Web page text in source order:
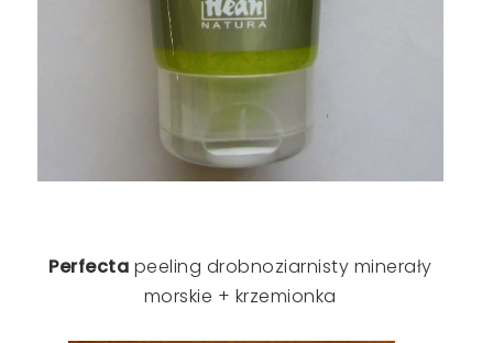
Perfecta peeling drobnoziarnisty minerały
morskie + krzemionka